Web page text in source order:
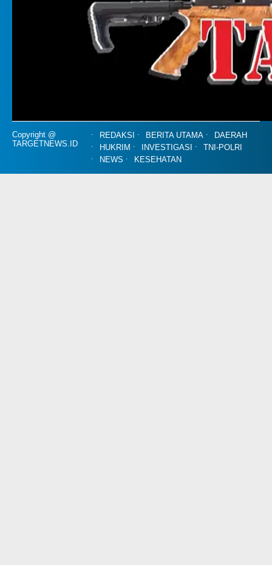
Copyright @
TARGETNEWS.ID
REDAKSI BERITA UTAMA
DAERAH
HUKRIM
INVESTIGASI
TNI-POLRI
NEWS
KESEHATAN